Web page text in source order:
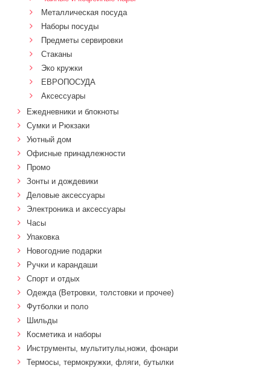
Металлическая посуда
Наборы посуды
Предметы сервировки
Стаканы
Эко кружки
ЕВРОПОСУДА
Аксессуары
Ежедневники и блокноты
Сумки и Рюкзаки
Уютный дом
Офисные принадлежности
Промо
Зонты и дождевики
Деловые аксессуары
Электроника и аксессуары
Часы
Упаковка
Новогодние подарки
Ручки и карандаши
Спорт и отдых
Одежда (Ветровки, толстовки и прочее)
Футболки и поло
Шильды
Косметика и наборы
Инструменты, мультитулы,ножи, фонари
Термосы, термокружки, фляги, бутылки